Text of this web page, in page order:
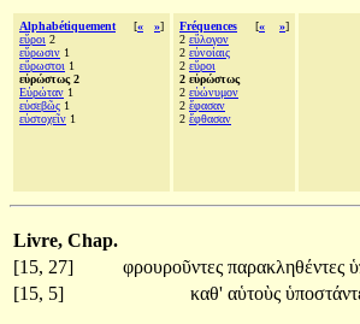
Alphabétiquement [« »]
εὕροι 2
εὕρωσιν 1
εὔρωστοι 1
εὐρώστως 2
Εὐρώταν 1
εὐσεβῶς 1
εὐστοχεῖν 1
Fréquences [« »]
2 εὔλογον
2 εὐνοίαις
2 εὕροι
2 εὐρώστως
2 εὐώνυμον
2 ἔφασαν
2 ἔφθασαν
Livre, Chap.
[15, 27]
φρουροῦντες παρακληθέντες
[15, 5]
καθ' αὑτοὺς